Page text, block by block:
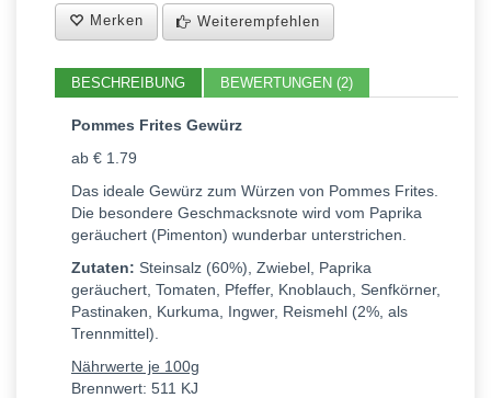
Merken Weiterempfehlen
BESCHREIBUNG BEWERTUNGEN (2)
Pommes Frites Gewürz
ab € 1.79
Das ideale Gewürz zum Würzen von Pommes Frites.
Die besondere Geschmacksnote wird vom Paprika
geräuchert (Pimenton) wunderbar unterstrichen.
Zutaten: Steinsalz (60%), Zwiebel, Paprika
geräuchert, Tomaten, Pfeffer, Knoblauch, Senfkörner,
Pastinaken, Kurkuma, Ingwer, Reismehl (2%, als
Trennmittel).
Nährwerte je 100g
Brennwert: 511 KJ